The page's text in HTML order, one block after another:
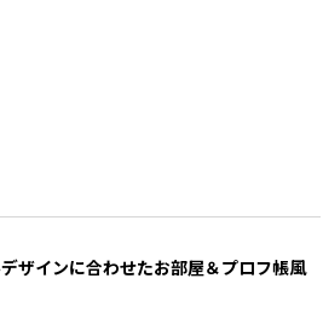
ザインに合わせたお部屋＆プロフ帳風